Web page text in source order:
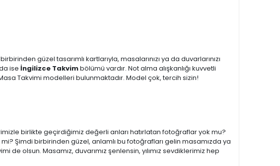
güzel tasarımlı kartlarıyla, masalarınızı ya da duvarlarınızı
ise İngilizce Takvimbölümü vardır. Not alma alışkanlığı kuvvetli
Takvimi modelleri bulunmaktadır. Model çok, tercih sizin!
birlikte geçirdiğimiz değerli anları hatırlatan fotoğraflar yok mu?
Şimdi birbirinden güzel, anlamlı bu fotoğrafları gelin masamızda ya
olsun. Masamız, duvarımız şenlensin, yılımız sevdiklerimiz hep